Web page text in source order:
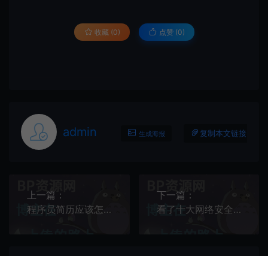
收藏 (0) 点赞 (0)
admin 生成海报 复制本文链接
上一篇：
程序员简历应该怎么写？
下一篇：
看了十大网络安全防范对策，你都知道吗？